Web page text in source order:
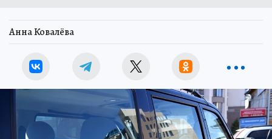
Анна Ковалёва